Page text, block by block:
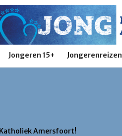
Jongeren 15+ Jongerenreizen
Amersfoort!